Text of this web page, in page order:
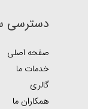
دسترسی
صفحه اصلی
خدمات ما
گالری
همکاران ما